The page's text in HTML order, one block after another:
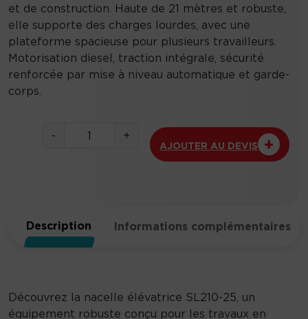
et de construction. Haute de 21 mètres et robuste,
elle supporte des charges lourdes, avec une
plateforme spacieuse pour plusieurs travailleurs.
Motorisation diesel, traction intégrale, sécurité
renforcée par mise à niveau automatique et garde-
corps.
-
t
é
S
L
+
AJOUTER AU DEVIS
Description Informations complémentaires
Découvrez la nacelle élévatrice SL210-25, un
équipement robuste conçu pour les travaux en